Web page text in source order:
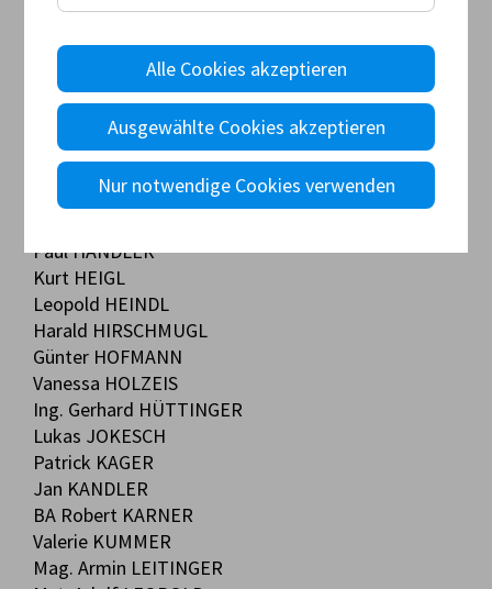
Tobias ENGLMAYR
Dominik FRITZ
Josef GARBER
Alois GRASMUGG
Fabio GRIESBACHER
Renè GÜTL
Gerhard HALBARTSCHLAGER
Reinhold HALLEGGER
Paul HANDLER
Kurt HEIGL
Leopold HEINDL
Harald HIRSCHMUGL
Günter HOFMANN
Vanessa HOLZEIS
Ing. Gerhard HÜTTINGER
Lukas JOKESCH
Patrick KAGER
Jan KANDLER
BA Robert KARNER
Valerie KUMMER
Mag. Armin LEITINGER
Alle Cookies akzeptieren
Ausgewählte Cookies akzeptieren
Nur notwendige Cookies verwenden